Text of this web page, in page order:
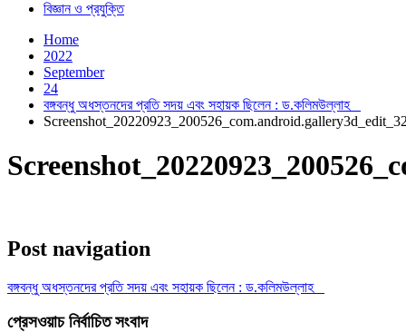
বিজ্ঞান ও প্রযুক্তি
Home
2022
September
24
বঙ্গবন্ধু অধস্তনদের প্রতি সদয় এবং সহায়ক ছিলেন : ড.কলিমউল্লাহ
Post navigation
বঙ্গবন্ধু অধস্তনদের প্রতি সদয় এবং সহায়ক ছিলেন : ড.কলিমউল্লাহ
প্রেসওয়াচ নির্বাচিত সংবাদ